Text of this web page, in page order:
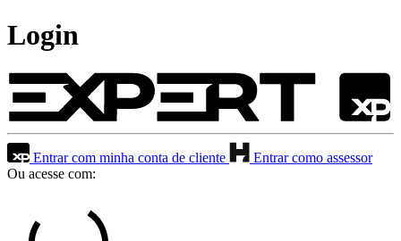
Login
Entrar com minha conta de cliente
Entrar como assessor
Ou acesse com: